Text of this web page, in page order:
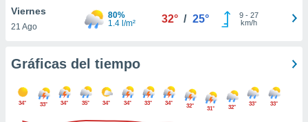
de
posible
en
a lo que
Para
su
Viernes
21 Ago
80%
1.4 l/m²
32° / 25° 9- 27
km/h
Gráficas del tiempo
34° 33° 34° 35° 34° 34° 33° 34° 32° 31° 32°
33° 33°